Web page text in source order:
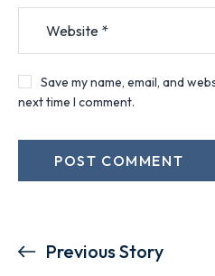
Save my name, email, and
next time I comment.
Previous Story